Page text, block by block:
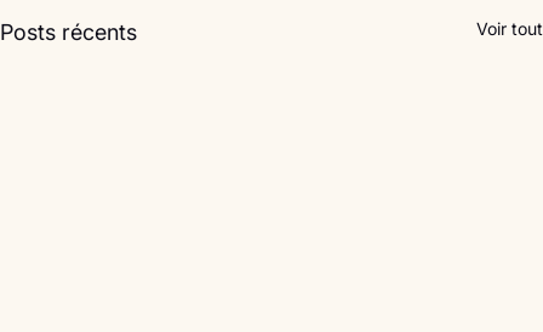
Posts récents Voir tout